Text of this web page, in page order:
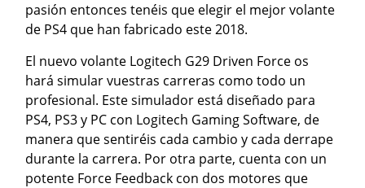
pasión entonces tenéis que elegir el mejor volante
de PS4 que han fabricado este 2018.
El nuevo volante Logitech G29 Driven Force os
hará simular vuestras carreras como todo un
profesional. Este simulador está diseñado para
PS4, PS3 y PC con Logitech Gaming Software, de
manera que sentiréis cada cambio y cada derrape
durante la carrera. Por otra parte, cuenta con un
potente Force Feedback con dos motores que